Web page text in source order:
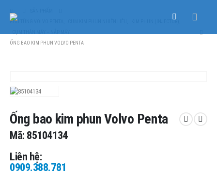
PHỤ TÙNG VOLVO PENTA
KIM PHUN (INJECTOR)
ỐNG BAO KIM PHUN VOLVO PENTA
Ống bao kim phun Volvo Penta
Mã: 85104134
Liên hệ:
0909.388.781